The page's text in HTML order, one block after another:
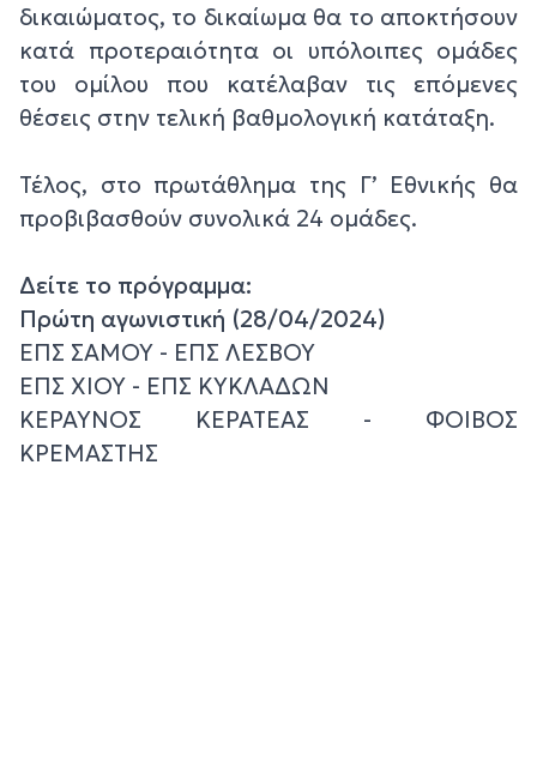
δικαιώματος, το δικαίωμα θα το αποκτήσουν
κατά προτεραιότητα οι υπόλοιπες ομάδες
του ομίλου που κατέλαβαν τις επόμενες
θέσεις στην τελική βαθμολογική κατάταξη.
Τέλος, στο πρωτάθλημα της Γ’ Εθνικής θα
προβιβασθούν συνολικά 24 ομάδες.
Δείτε το πρόγραμμα:
Πρώτη αγωνιστική (28/04/2024)
ΕΠΣ ΣΑΜΟΥ - ΕΠΣ ΛΕΣΒΟΥ
ΕΠΣ ΧΙΟΥ - ΕΠΣ ΚΥΚΛΑΔΩΝ
ΚΕΡΑΥΝΟΣ ΚΕΡΑΤΕΑΣ - ΦΟΙΒΟΣ
ΚΡΕΜΑΣΤΗΣ